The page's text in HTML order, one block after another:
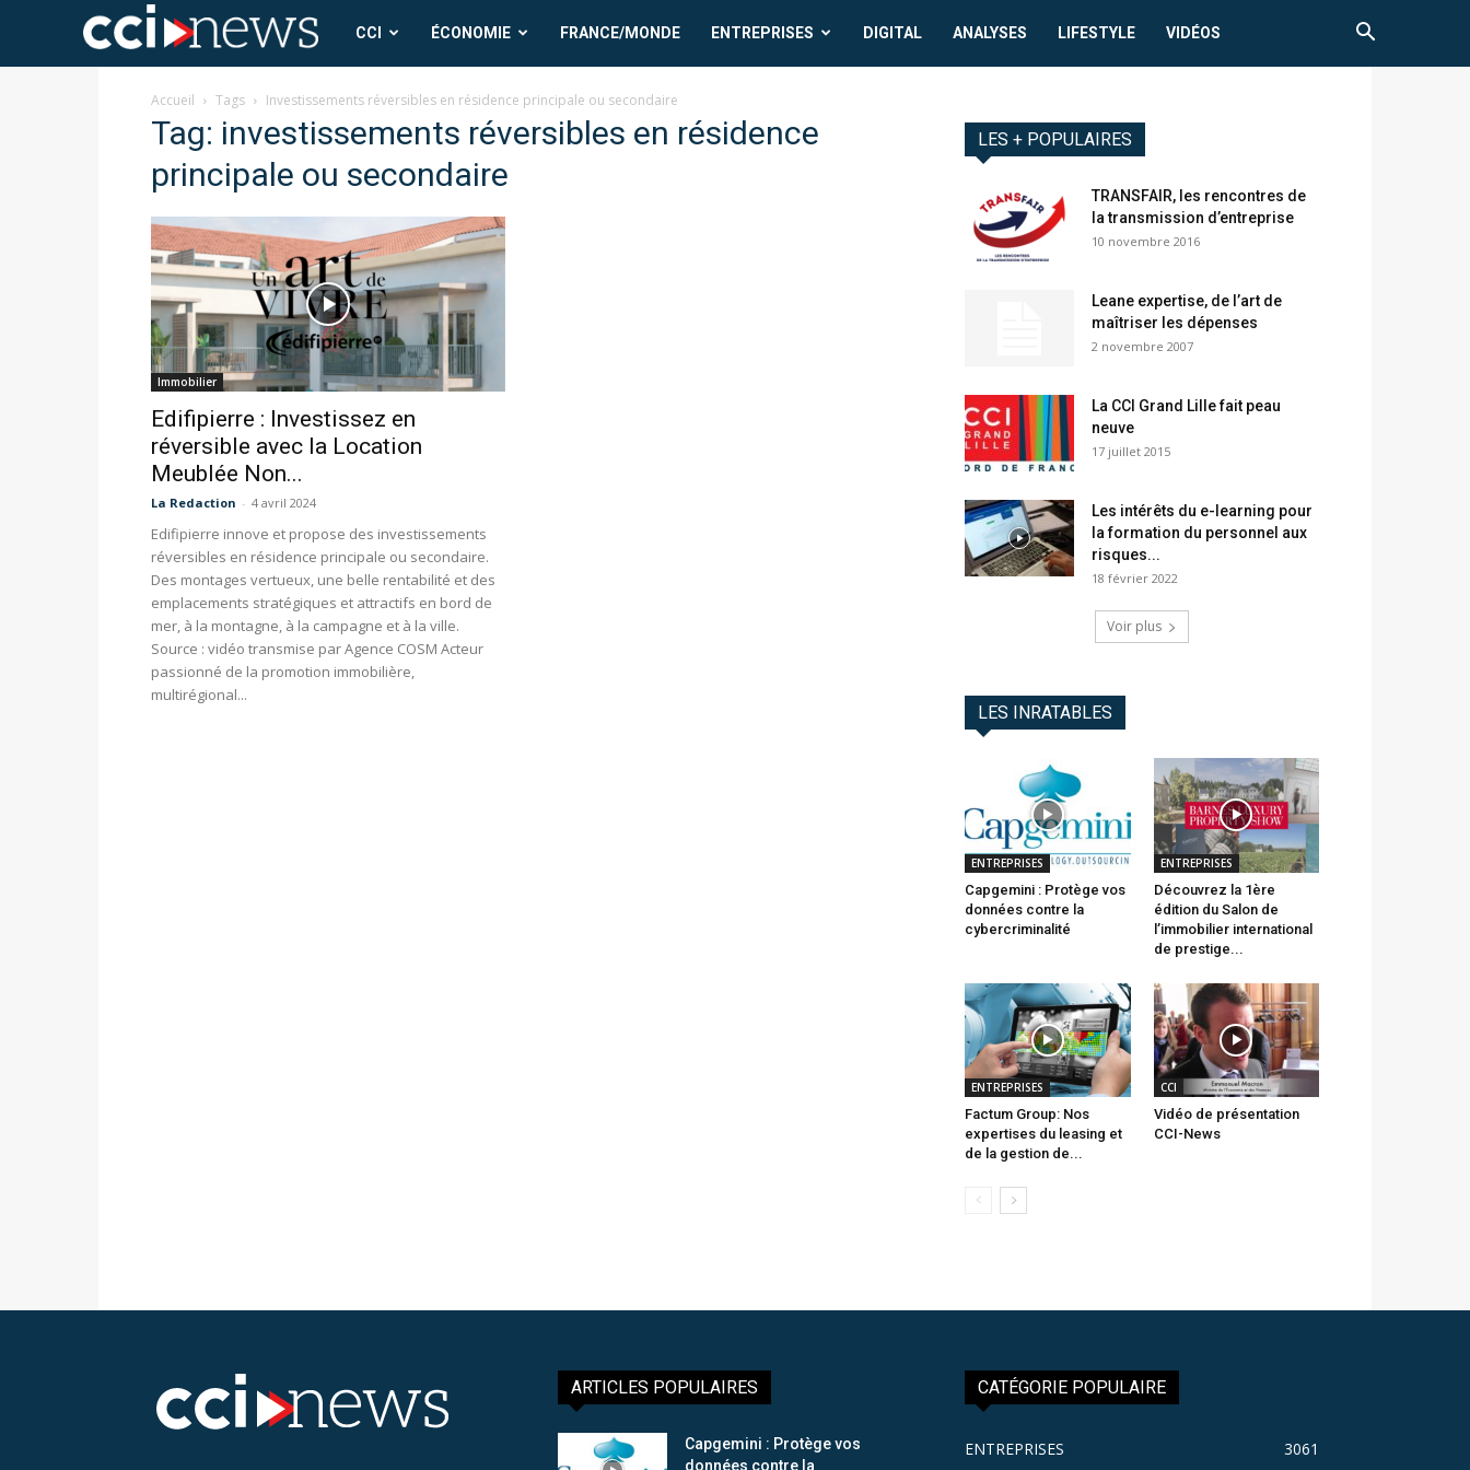
CCI
News
CCI ÉCONOMIE FRANCE/MONDE ENTREPRISES DIGITAL ANALYSES LIFESTYLE VIDÉOS
Accueil Tags Investissements réversibles en résidence principale ou secondaire
Tag: investissements réversibles en résidence
principale ou secondaire
Immobilier
Edifipierre : Investissez en
réversible avec la Location
Meublée Non...
La Redaction - 4 avril 2024
Edifipierre innove et propose des investissements
réversibles en résidence principale ou secondaire.
Des montages vertueux, une belle rentabilité et des
emplacements stratégiques et attractifs en bord de
mer, à la montagne, à la campagne et à la ville.
Source : vidéo transmise par Agence COSM Acteur
passionné de la promotion immobilière,
multirégional...
LES + POPULAIRES
TRANSFAIR, les rencontres de
la transmission d’entreprise
10 novembre 2016
Leane expertise, de l’art de
maîtriser les dépenses
2 novembre 2007
La CCI Grand Lille fait peau
neuve
17 juillet 2015
Les intérêts du e-learning pour
la formation du personnel aux
risques...
18 février 2022
Voir plus
LES INRATABLES
ENTREPRISES
Capgemini : Protège vos
données contre la
cybercriminalité
ENTREPRISES
Découvrez la 1ère
édition du Salon de
l’immobilier international
de prestige...
ENTREPRISES
Factum Group: Nos
expertises du leasing et
de la gestion de...
CCI
Vidéo de présentation
CCI-News
ARTICLES POPULAIRES
Capgemini : Protège vos
données contre la
CATÉGORIE POPULAIRE
ENTREPRISES 3061